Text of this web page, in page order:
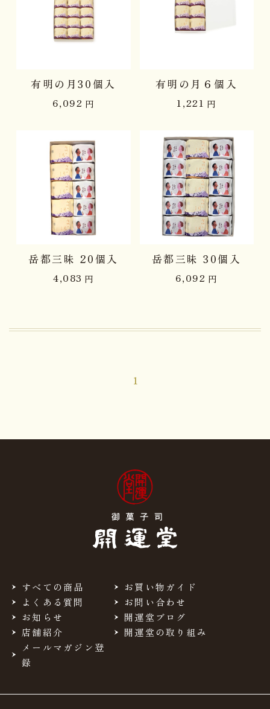
有明の月30個入
6,092 円
有明の月６個入
1,221 円
岳都三昧 20個入
4,083 円
岳都三昧 30個入
6,092 円
1
すべての商品
お買い物ガイド
よくある質問
お問い合わせ
お知らせ
開運堂ブログ
店舗紹介
開運堂の取り組み
メールマガジン登
録